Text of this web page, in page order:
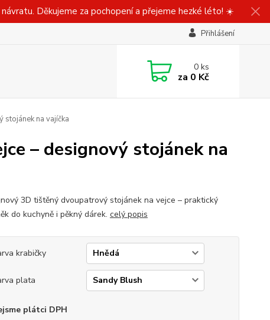
Děkujeme za pochopení a přejeme hezké léto! ☀️
Přihlášení
0ks
za 0 Kč
na vajíčka
– designový stojánek na
3D tištěný dvoupatrový stojánek na vejce – praktický
do kuchyně i pěkný dárek. celý popis
krabičky
plata
plátci DPH